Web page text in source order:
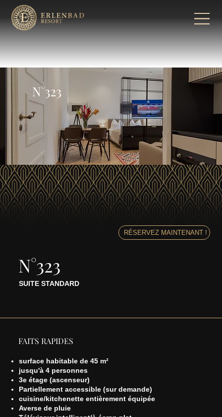
N°323
RÉSERVEZ MAINTENANT !
N°323
SUITE STANDARD
FAITS RAPIDES
surface habitable de 45 m²
jusqu'à 4 personnes
3e étage (ascenseur)
Partiellement accessible (sur demande)
cuisine/kitchenette entièrement équipée
Averse de pluie